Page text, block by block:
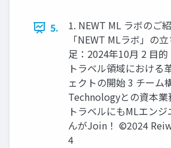
5.
1. NEWT ML ラボのご
「NEWT MLラボ」の
⾜：2024年10⽉ 2 ⽬
トラベル領域における
ェクトの開始 3 チーム
Technologyとの資本業
トラベルにもMLエン
んがJoin！ ©2024
4